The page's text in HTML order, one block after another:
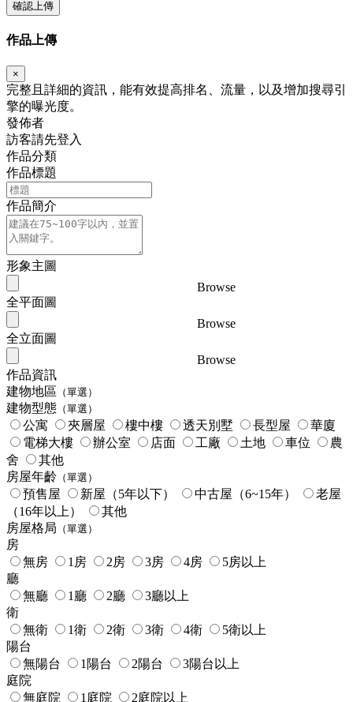
確認上傳
作品上傳
×
完整且詳細的資訊，能有效提高排名、流量，以及增加搜尋引
擎的曝光度。
發佈者
訪客請先登入
作品分類
作品標題
作品簡介
形象主圖
Browse
全平面圖
Browse
全立面圖
Browse
作品資訊
建物地區 （單選）
建物型態 （單選）
公寓 夾層屋 樓中樓 透天別墅 長型屋
華廈
電梯大樓
辦公室 店面 工廠 土地 車位
農
舍
其他
房屋年齡 （單選）
預售屋 新屋（5年以下） 中古屋（6~15年）
老屋
（16年以上）
其他
房屋格局 （單選）
房
無房
1房 2房 3房 4房
5房以上
廳
無廳
1廳 2廳
3廳以上
衛
無衛
1衛 2衛 3衛 4衛
5衛以上
陽台
無陽台
1陽台 2陽台
3陽台以上
庭院
無庭院
1庭院
2庭院以上